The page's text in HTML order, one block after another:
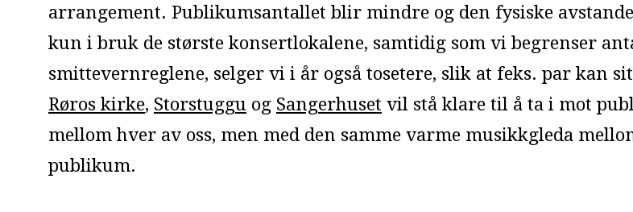
arrangement. Publikumsantallet blir mindre og den fysiske
kun i bruk de største konsertlokalene, samtidig som vi begrenser
smittevernreglene, selger vi i år også tosetere, slik at feks. par kan
Røros kirke, Storstuggu og Sangerhuset vil stå klare til å ta i mot
mellom hver av oss, men med den samme varme musikkgleda
publikum.